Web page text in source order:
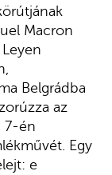
Macron
Belgrádba
az
7-én
Egy
e